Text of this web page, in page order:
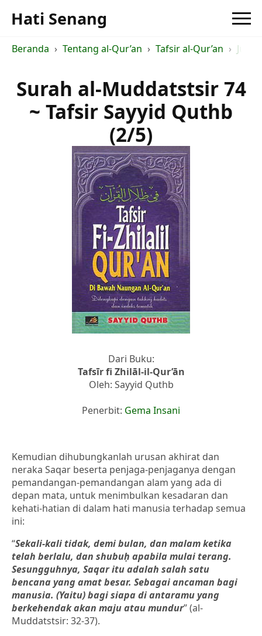
Hati Senang
Beranda Tentang al-Qur’an Tafsir al-Qur’an
Surah al-Muddatstsir 74
~ Tafsir Sayyid Quthb
(2/5)
Dari Buku:
Tafsīr fi Zhilāl-il-Qur’ān
Oleh: Sayyid Quthb
Penerbit: Gema Insani
Kemudian dihubungkanlah urusan akhirat dan
neraka Saqar beserta penjaga-penjaganya dengan
pemandangan-pemandangan alam yang ada di
depan mata, untuk menimbulkan kesadaran dan
kehati-hatian di dalam hati manusia terhadap semua
ini:
“Sekali-kali tidak, demi bulan, dan malam ketika
telah berlalu, dan shubuḥ apabila mulai terang.
Sesungguhnya, Saqar itu adalah salah satu
bencana yang amat besar. Sebagai ancaman bagi
manusia. (Yaitu) bagi siapa di antaramu yang
berkehendak akan maju atau mundur” (al-
Muddatstsir: 32-37).